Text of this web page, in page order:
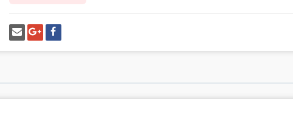
شارك
على
فيسبوك
شارك
على
غوغل
بلس
إرسل
إيميل